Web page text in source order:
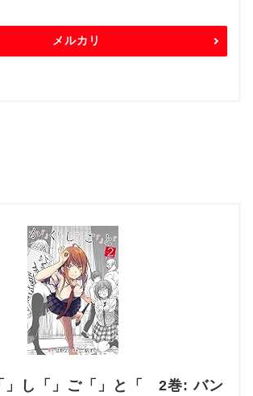
メルカリ
」し「」ご「」と「 2巻: バン